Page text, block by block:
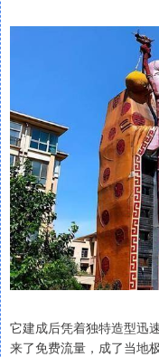
它建成后凭着独特造型迅
来了免费流量，成了当地